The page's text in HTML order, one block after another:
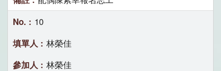
10
林榮佳
林榮佳